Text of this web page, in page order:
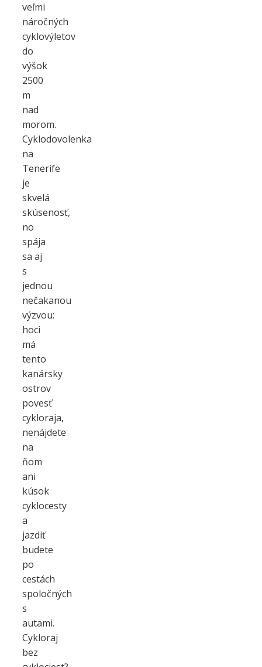
veľmi
náročných
cyklovýletov
do
výšok
2500
m
nad
morom.
Cyklodovolenka
na
Tenerife
je
skvelá
skúsenosť,
no
spája
sa aj
s
jednou
nečakanou
výzvou:
hoci
má
tento
kanársky
ostrov
povesť
cykloraja,
nenájdete
na
ňom
ani
kúsok
cyklocesty
a
jazdiť
budete
po
cestách
spoločných
s
autami.
Cykloraj
bez